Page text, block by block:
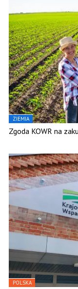
ZIEMIA
Zgoda KOWR na
POLSKA